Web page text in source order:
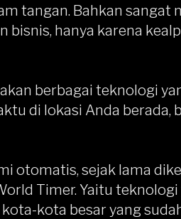
tangan. Bahkan sangat
hanya karena
berbagai teknologi
di lokasi Anda berada,
otomatis, sejak lama
Timer. Yaitu
kota besar yang